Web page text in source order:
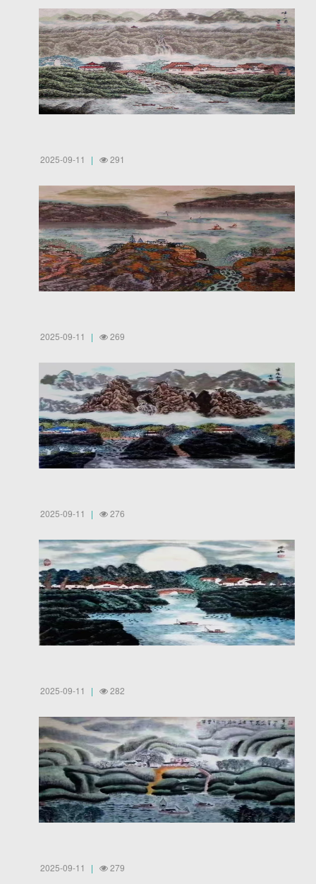
2025-09-11 291
2025-09-11 269
2025-09-11 276
2025-09-11 282
2025-09-11 279